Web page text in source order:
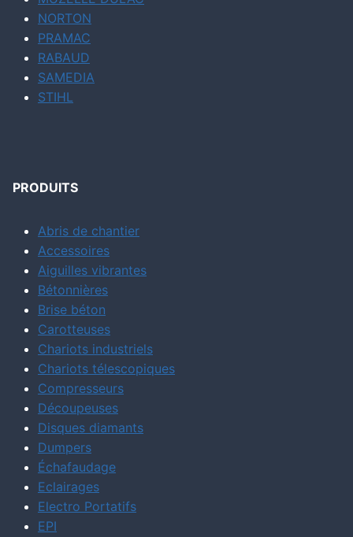
NORTON
PRAMAC
RABAUD
SAMEDIA
STIHL
PRODUITS
Abris de chantier
Accessoires
Aiguilles vibrantes
Bétonnières
Brise béton
Carotteuses
Chariots industriels
Chariots télescopiques
Compresseurs
Découpeuses
Disques diamants
Dumpers
Échafaudage
Eclairages
Electro Portatifs
EPI